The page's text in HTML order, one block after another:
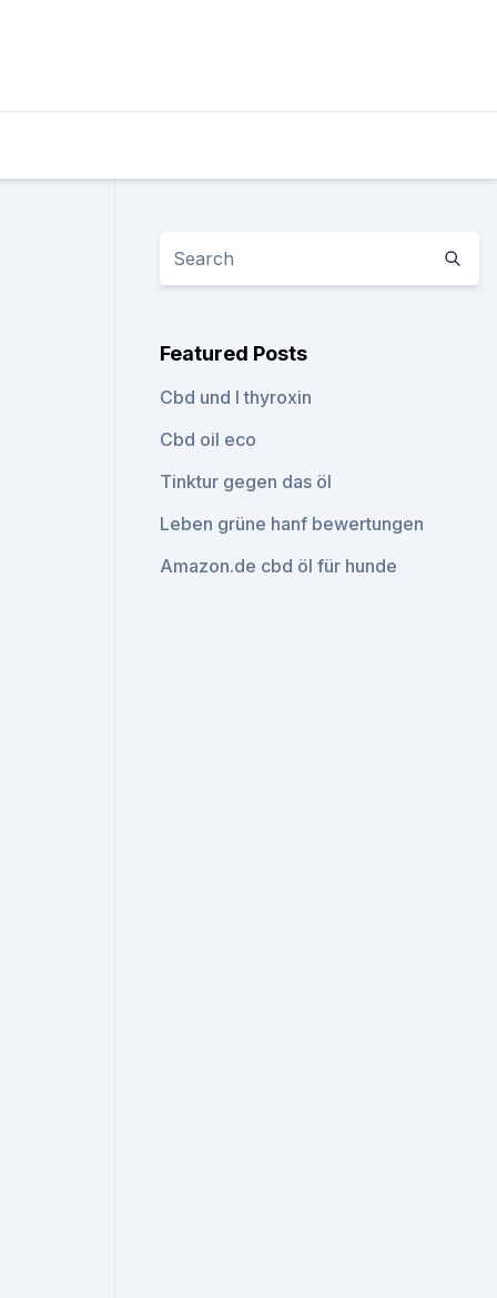
Featured Posts
Cbd und l thyroxin
Cbd oil eco
Tinktur gegen das öl
Leben grüne hanf bewertungen
Amazon.de cbd öl für hunde